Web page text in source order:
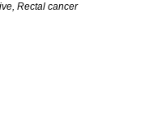
Rectal cancer